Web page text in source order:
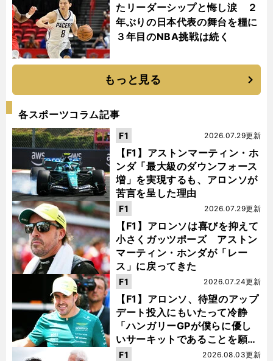
たリーダーシップと悔し涙 ２
年ぶりの日本代表の舞台を糧に
３年目のNBA挑戦は続く
もっと見る
各スポーツコラム記事
【F1】アストンマーティン・ホ
ンダ「最大級のダウンフォース
増」を実現するも、アロンソが
苦言を呈した理由
2026.07.29更新
F1
【F1】アロンソは喜びを抑えて
小さくガッツポーズ アストン
マーティン・ホンダが「レー
ス」に戻ってきた
2026.07.29更新
F1
【F1】アロンソ、待望のアップ
デート投入にもいたって冷静
「ハンガリーGPが僕らに優し
いサーキットであることを願
う」
2026.07.24更新
F1
2026.08.03更新
F1